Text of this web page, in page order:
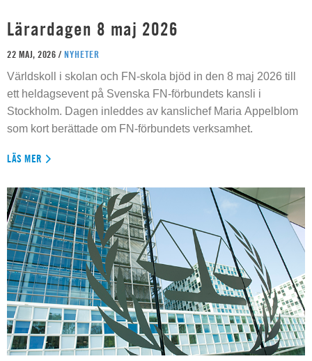
Lärardagen 8 maj 2026
22 MAJ, 2026 / NYHETER
Världskoll i skolan och FN-skola bjöd in den 8 maj 2026 till
ett heldagsevent på Svenska FN-förbundets kansli i
Stockholm. Dagen inleddes av kanslichef Maria Appelblom
som kort berättade om FN-förbundets verksamhet.
LÄS MER